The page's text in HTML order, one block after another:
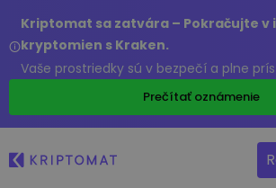
Kriptomat sa zatvára – Pokračujte v
kryptomien s Kraken.
Vaše prostriedky sú v bezpečí a plne
Prečítať oznámenie